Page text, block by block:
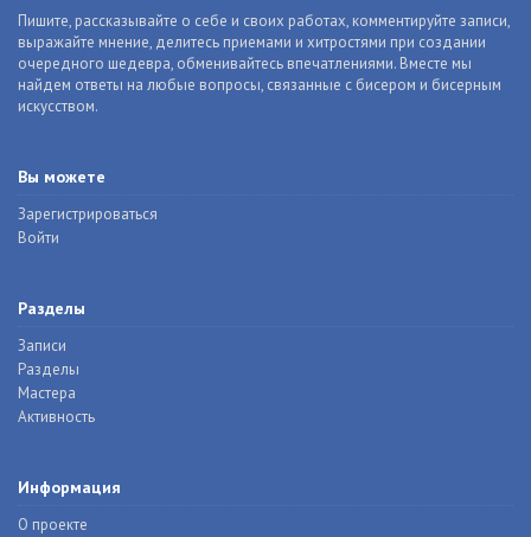
Пишите, рассказывайте о себе и своих работах, комментируйте записи,
выражайте мнение, делитесь приемами и хитростями при создании
очередного шедевра, обменивайтесь впечатлениями. Вместе мы
найдем ответы на любые вопросы, связанные с бисером и бисерным
искусством.
Вы можете
Зарегистрироваться
Войти
Разделы
Записи
Разделы
Мастера
Активность
Информация
О проекте